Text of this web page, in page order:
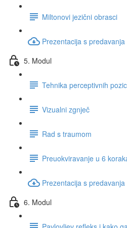
Miltonovi jezični obrasci
Prezentacija s predavanja
5. Modul
Tehnika perceptivnih
Vizualni zgnječ
Rad s traumom
Preuokviravanje u 6
Prezentacija s predavanja
6. Modul